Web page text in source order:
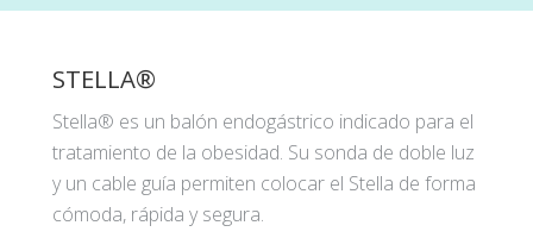
STELLA®
Stella® es un balón endogástrico indicado para el
tratamiento de la obesidad. Su sonda de doble luz
y un cable guía permiten colocar el Stella de forma
cómoda, rápida y segura.